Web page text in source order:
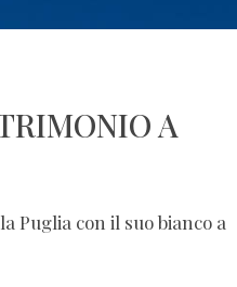
A
Puglia con il suo bianco a